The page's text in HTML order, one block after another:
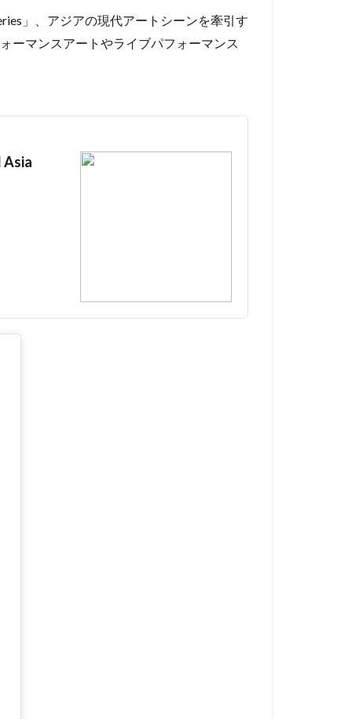
」、アジアの現代アートシーンを牽引す
ーマンスアートやライブパフォーマンス
Asia